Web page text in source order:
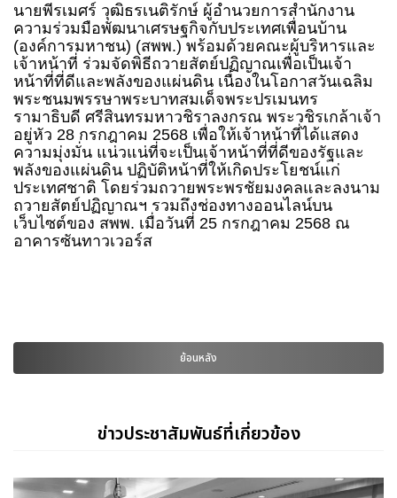
นายพีรเมศร์ วุฒิธรเนติรักษ์ ผู้อำนวยการสำนักงาน
ความร่วมมือพัฒนาเศรษฐกิจกับประเทศเพื่อนบ้าน
(องค์การมหาชน) (สพพ.) พร้อมด้วยคณะผู้บริหารและ
เจ้าหน้าที่ ร่วมจัดพิธีถวายสัตย์ปฏิญาณเพื่อเป็นเจ้า
หน้าที่ที่ดีและพลังของแผ่นดิน เนื่องในโอกาสวันเฉลิม
พระชนมพรรษาพระบาทสมเด็จพระปรเมนทร
รามาธิบดี ศรีสินทรมหาวชิราลงกรณ พระวชิรเกล้าเจ้า
อยู่หัว 28 กรกฎาคม 2568 เพื่อให้เจ้าหน้าที่ได้แสดง
ความมุ่งมั่น แน่วแน่ที่จะเป็นเจ้าหน้าที่ที่ดีของรัฐและ
พลังของแผ่นดิน ปฏิบัติหน้าที่ให้เกิดประโยชน์แก่
ประเทศชาติ โดยร่วมถวายพระพรชัยมงคลและลงนาม
ถวายสัตย์ปฏิญาณฯ รวมถึงช่องทางออนไลน์บน
เว็บไซต์ของ สพพ. เมื่อวันที่ 25 กรกฎาคม 2568 ณ
อาคารซันทาวเวอร์ส
ย้อนหลัง
ข่าวประชาสัมพันธ์ที่เกี่ยวข้อง